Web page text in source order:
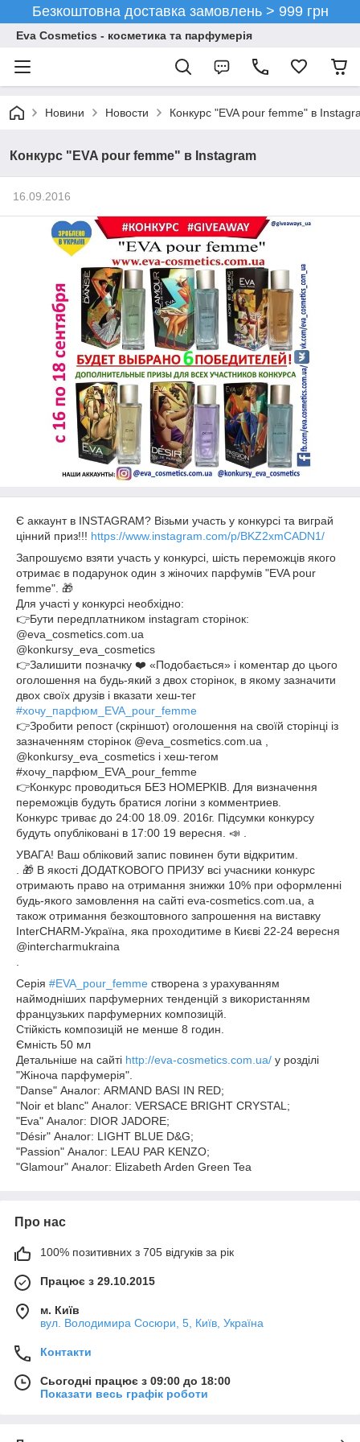
Безкоштовна доставка замовлень > 999 грн
Eva Cosmetics - косметика та парфумерія
Новини Новости Конкурс "EVA pour femme" в
Конкурс "EVA pour femme" в Instagram
16.09.2016
Є аккаунт в INSTAGRAM? Візьми участь у конкурсі та виграй
цінний приз!!! https://www.instagram.com/p/BKZ2xmCADN1/
Запрошуємо взяти участь у конкурсі, шість переможців якого
отримає в подарунок один з жіночих парфумів "EVA pour
femme". 🎁
Для участі у конкурсі необхідно:
👉Бути передплатником instagram сторінок:
@eva_cosmetics.com.ua
@konkursy_eva_cosmetics
👉Залишити позначку ❤️ «Подобається» і коментар до цього
оголошення на будь-який з двох сторінок, в якому зазначити
двох своїх друзів і вказати хеш-тег
#хочу_парфюм_EVA_pour_femme
👉Зробити репост (скріншот) оголошення на своїй сторінці із
зазначенням сторінок @eva_cosmetics.com.ua ,
@konkursy_eva_cosmetics і хеш-тегом
#хочу_парфюм_EVA_pour_femme
👉Конкурс проводиться БЕЗ НОМЕРКІВ. Для визначення
переможців будуть братися логіни з комментриев.
Конкурс триває до 24:00 18.09. 2016г. Підсумки конкурсу
будуть опубліковані в 17:00 19 вересня. 📣
УВАГА! Ваш обліковий запис повинен бути відкритим.
🎁 В якості ДОДАТКОВОГО ПРИЗУ всі учасники конкурс
отримають право на отримання знижки 10% при оформленні
будь-якого замовлення на сайті eva-cosmetics.com.ua, а
також отримання безкоштовного запрошення на виставку
InterCHARM-Україна, яка проходитиме в Києві 22-24 вересня
@intercharmukraina
Серія #EVA_pour_femme створена з урахуванням
наймодніших парфумерних тенденцій з використанням
французьких парфумерних композицій.
Стійкість композицій не менше 8 годин.
Ємність 50 мл
Детальніше на сайті http://eva-cosmetics.com.ua/ у розділі
"Жіноча парфумерія".
"Danse" Аналог: ARMAND BASI IN RED;
"Noir et blanc" Аналог: VERSACE BRIGHT CRYSTAL;
"Eva" Аналог: DIOR JADORE;
"Désir" Аналог: LIGHT BLUE D&G;
"Passion" Аналог: LEAU PAR KENZO;
"Glamour" Аналог: Elizabeth Arden Green Tea
Про нас
100% позитивних з 705 відгуків за рік
Працює з 29.10.2015
м. Київ
вул. Володимира Сосюри, 5, Київ, Україна
Контакти
Сьогодні працює з 09:00 до 18:00
Показати весь графік роботи